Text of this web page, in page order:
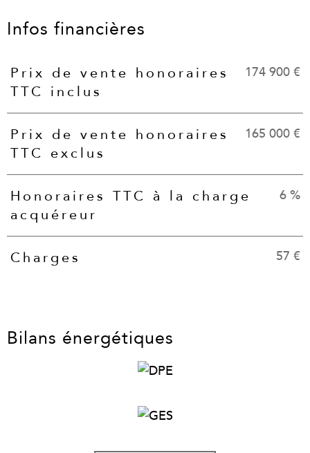
Infos financières
Caractéristiques Valeurs
Prix de vente honoraires
TTC inclus
174 900 €
Prix de vente honoraires
TTC exclus
165 000 €
Honoraires TTC à la charge
acquéreur
6 %
Charges 57 €
Bilans énergétiques